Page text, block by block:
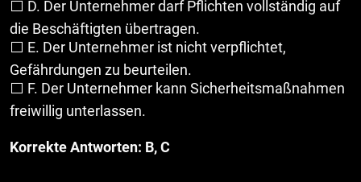
⬜ D. Der Unternehmer darf Pflichten vollständig auf
die Beschäftigten übertragen.
⬜ E. Der Unternehmer ist nicht verpflichtet,
Gefährdungen zu beurteilen.
⬜ F. Der Unternehmer kann Sicherheitsmaßnahmen
freiwillig unterlassen.
Korrekte Antworten: B, C